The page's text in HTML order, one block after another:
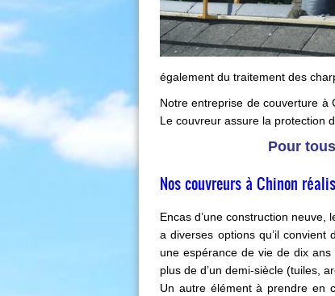
également du traitement des
Notre entreprise de couverture à
Le couvreur assure la protection
Pour
Nos couvreurs à Chinon
Encas d’une construction
a diverses options qu’il convient
une espérance de vie de dix
plus de d’un demi-siècle (tuiles,
Un autre élément à prendre en